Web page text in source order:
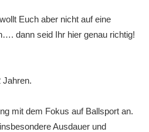
Euch aber nicht auf eine
dann seid Ihr hier genau richtig!
Jahren.
mit dem Fokus auf Ballsport an.
Ausdauer und